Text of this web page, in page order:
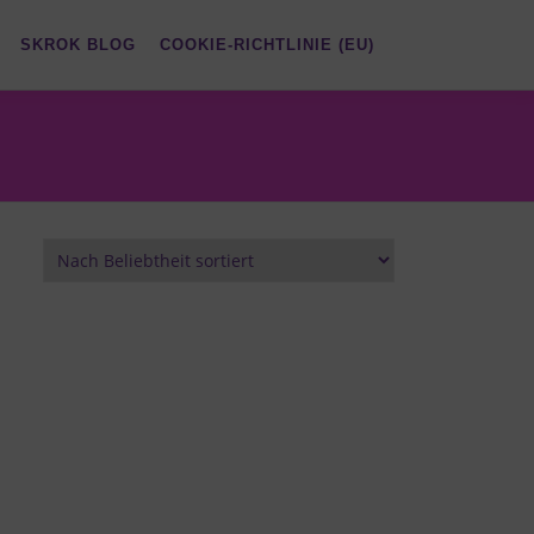
SKROK BLOG COOKIE-RICHTLINIE (EU)